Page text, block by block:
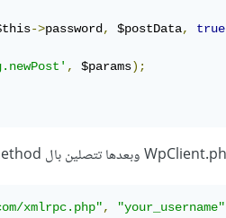
->password, $postData, true
, $params);
xmlrpc.php", "your_username"